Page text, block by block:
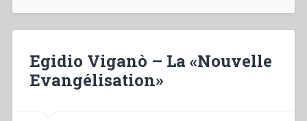
Egidio Viganò – La «Nouvelle
Evangélisation»